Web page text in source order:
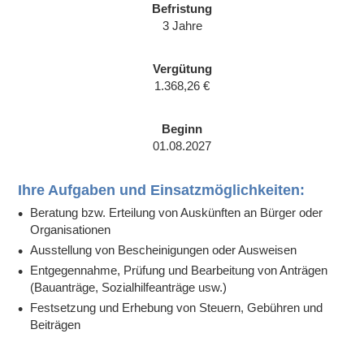
Befristung
3 Jahre
Vergütung
1.368,26 €
Beginn
01.08.2027
Ihre Aufgaben und Einsatzmöglichkeiten:
Beratung bzw. Erteilung von Auskünften an Bürger oder
Organisationen
Ausstellung von Bescheinigungen oder Ausweisen
Entgegennahme, Prüfung und Bearbeitung von Anträgen
(Bauanträge, Sozialhilfeanträge usw.)
Festsetzung und Erhebung von Steuern, Gebühren und
Beiträgen